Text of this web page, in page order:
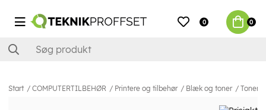
0 0
Start COMPUTERTILBEHØR Printere og tilbehør Blæk og toner Toner